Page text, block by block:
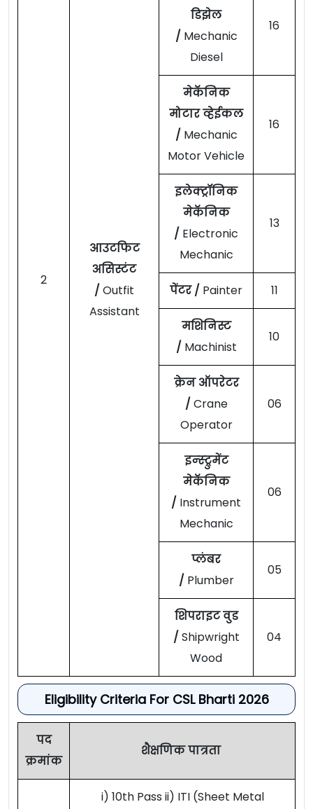
2
आउटफिट
असिस्टंट
/ Outfit
Assistant
डिझेल
/ Mechanic
Diesel
16
मेकॅनिक
मोटार व्हेईकल
/ Mechanic
Motor Vehicle
16
इलेक्ट्रॉनिक
मेकॅनिक
/ Electronic
Mechanic
13
पेंटर / Painter 11
मशिनिस्ट
/ Machinist
10
क्रेन ऑपरेटर
/ Crane
Operator
06
इन्स्ट्रुमेंट
मेकॅनिक
/ Instrument
Mechanic
06
प्लंबर
/ Plumber
05
शिपराइट वुड
/ Shipwright
Wood
04
Eligibility Criteria For CSL Bharti 2026
पद
क्रमांक
शैक्षणिक पात्रता
i) 10th Pass ii) ITI (Sheet Metal